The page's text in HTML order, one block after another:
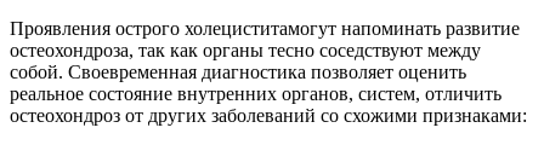
Проявления острого холециститамогут напоминать развитие
остеохондроза, так как органы тесно соседствуют между
собой. Своевременная диагностика позволяет оценить
реальное состояние внутренних органов, систем, отличить
остеохондроз от других заболеваний со схожими признаками: